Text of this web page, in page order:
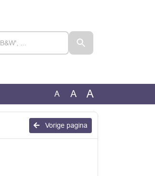
A A A
Vorige pagina